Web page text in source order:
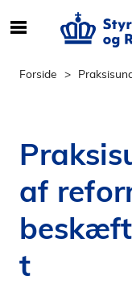
e
i
n
d
h
Forside
af
t